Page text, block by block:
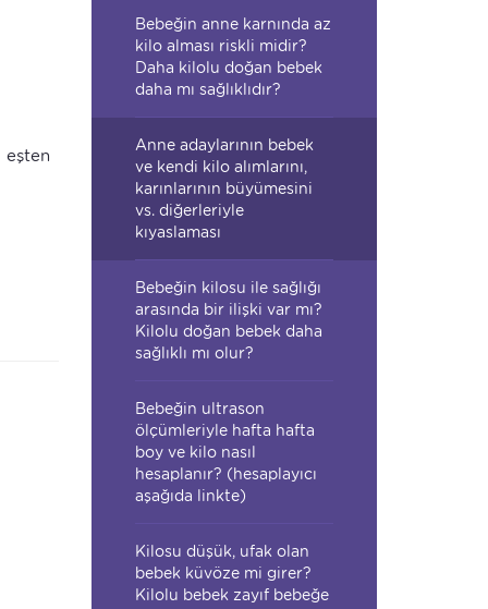
eşten
Bebeğin anne karnında az
kilo alması riskli midir?
Daha kilolu doğan bebek
daha mı sağlıklıdır?
Anne adaylarının bebek
ve kendi kilo alımlarını,
karınlarının büyümesini
vs. diğerleriyle
kıyaslaması
Bebeğin kilosu ile sağlığı
arasında bir ilişki var mı?
Kilolu doğan bebek daha
sağlıklı mı olur?
Bebeğin ultrason
ölçümleriyle hafta hafta
boy ve kilo nasıl
hesaplanır? (hesaplayıcı
aşağıda linkte)
Kilosu düşük, ufak olan
bebek küvöze mi girer?
Kilolu bebek zayıf bebeğe